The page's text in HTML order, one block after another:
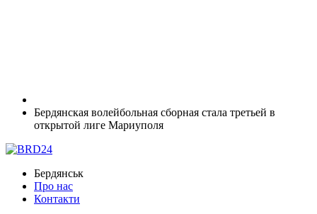
Бердянская волейбольная сборная стала третьей в
открытой лиге Мариуполя
Бердянськ
Про нас
Контакти